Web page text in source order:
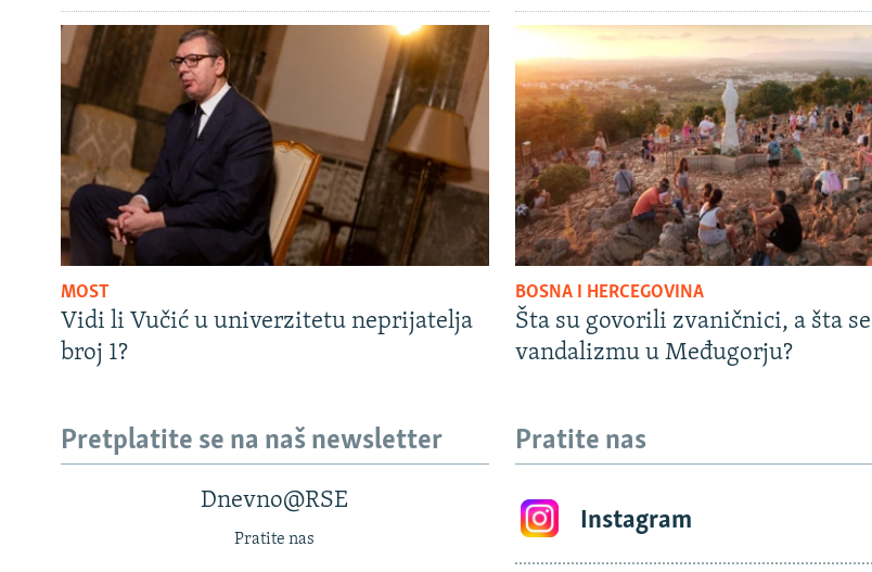
MOST
Vidi li Vučić u univerzitetu neprijatelja
broj 1?
BOSNA I HERCEGOVINA
Šta su govorili zvaničnici, a šta
vandalizmu u Međugorju?
Pretplatite se na naš newsletter
Dnevno@RSE
Pratite nas
Pratite nas
Instagram